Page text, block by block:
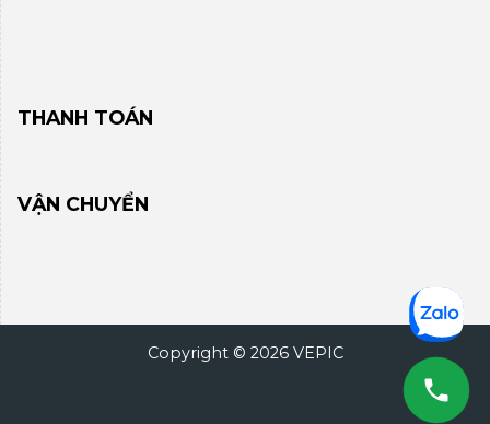
THANH TOÁN
VẬN CHUYỂN
Copyright © 2026 VEPIC